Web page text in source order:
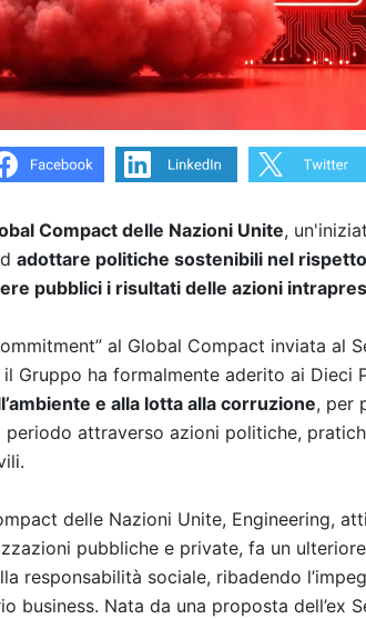
Compact delle Nazioni Unite,
adottare politiche sostenibili nel
pubblici i risultati delle azioni
al Global Compact inviata al
il Gruppo ha formalmente aderito ai Dieci
e alla lotta alla corruzione, per
attraverso azioni politiche,
delle Nazioni Unite, Engineering,
pubbliche e private, fa un
responsabilità sociale, ribadendo
business. Nata da una proposta dell’ex